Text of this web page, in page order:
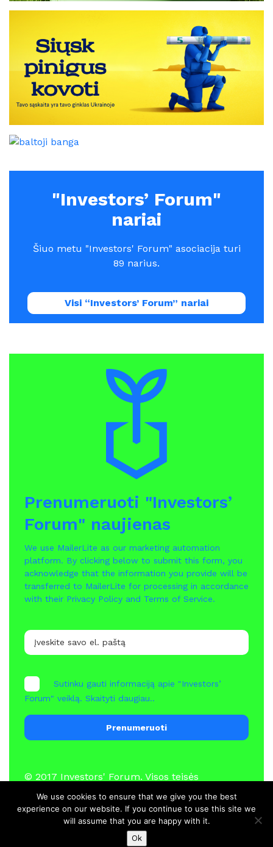
"Investors’ Forum"
nariai
Šiuo metu "Investors' Forum" asociacija turi
89 narius.
Visi “Investors’ Forum” nariai
Prenumeruoti "Investors’
Forum" naujienas
We use MailerLite as our marketing automation
platform. By clicking below to submit this form, you
acknowledge that the information you provide will be
transferred to MailerLite for processing in accordance
with their Privacy Policy and Terms of Service.
Sutinku gauti informaciją apie "Investors’
Forum" veiklą. Skaityti daugiau..
Prenumeruoti
© 2017 Investors' Forum. Visos teisės
saugomos
Nariai
We use cookies to ensure that we give you the best
experience on our website. If you continue to use this site we
will assume that you are happy with it.
Ok